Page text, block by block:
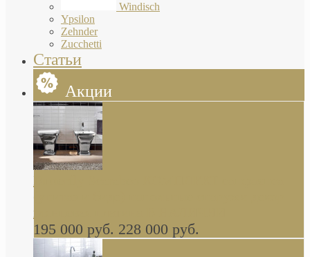
Windisch
Ypsilon
Zehnder
Zucchetti
Статьи
Акции
Butterfly Scarabeo КОМПЛЕКТ санфаянса
глянцевая платина В НАЛИЧИИ
195 000 руб. 228 000 руб.